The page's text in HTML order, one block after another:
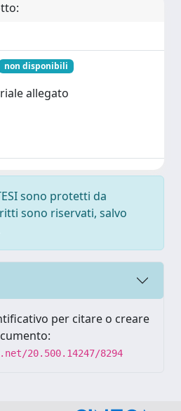
non disponibili
allegato
sono protetti da
sono riservati, salvo
per citare o creare
20.500.14247/8294